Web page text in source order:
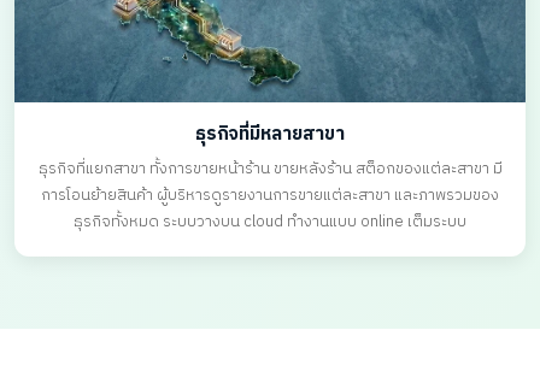
ธุรกิจที่มีหลายสาขา
ธุรกิจที่แยกสาขา ทั้งการขายหน้าร้าน ขายหลังร้าน สต็อกของแต่ละสาขา มี
การโอนย้ายสินค้า ผู้บริหารดูรายงานการขายแต่ละสาขา และภาพรวมของ
ธุรกิจทั้งหมด ระบบวางบน cloud ทำงานแบบ online เต็มระบบ